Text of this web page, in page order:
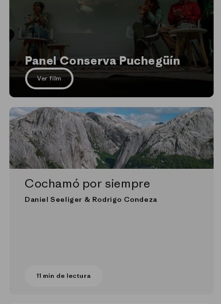
Panel Conserva Puchegüín
Ver film
Cochamó por siempre
Daniel Seeliger & Rodrigo Condeza
11 min de lectura